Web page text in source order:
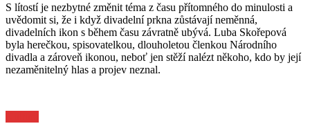
S lítostí je nezbytné změnit téma z času přítomného do minulosti a
uvědomit si, že i když divadelní prkna zůstávají neměnná,
divadelních ikon s během času závratně ubývá. Luba Skořepová
byla herečkou, spisovatelkou, dlouholetou členkou Národního
divadla a zároveň ikonou, neboť jen stěží nalézt někoho, kdo by její
nezaměnitelný hlas a projev neznal.